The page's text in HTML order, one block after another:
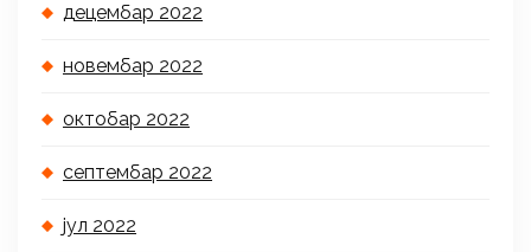
децембар 2022
новембар 2022
октобар 2022
септембар 2022
јул 2022